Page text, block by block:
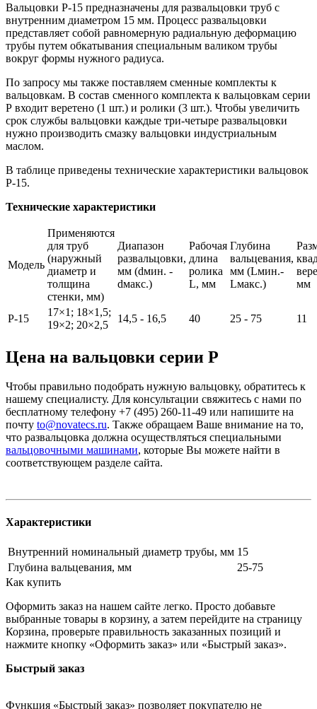
Вальцовки Р-15 предназначены для развальцовки труб с
внутренним диаметром 15 мм. Процесс развальцовки
представляет собой равномерную радиальную деформацию
трубы путем обкатывания специальным валиком трубы
вокруг формы нужного радиуса.
По запросу мы также поставляем сменные комплекты к
вальцовкам. В состав сменного комплекта к вальцовкам серии
Р входит веретено (1 шт.) и ролики (3 шт.). Чтобы увеличить
срок службы вальцовки каждые три-четыре развальцовки
нужно производить смазку вальцовки индустриальным
маслом.
В таблице приведены технические характеристики вальцовок
Р-15.
Технические характеристики
Модель
Применяются
для труб
(наружный
диаметр и
толщина
стенки, мм)
Диапазон
развальцовки,
мм (dмин. -
dмакс.)
Рабочая
длина
ролика
L, мм
Глубина
вальцевания,
мм (Lмин.-
Lмакс.)
мм
Р-15
17×1; 18×1,5;
19×2; 20×2,5
14,5 - 16,5 40 25 - 75 11
Цена на вальцовки серии Р
Чтобы правильно подобрать нужную вальцовку, обратитесь к
нашему специалисту. Для консультации свяжитесь с нами по
бесплатному телефону +7 (495) 260-11-49 или напишите на
почту to@novatecs.ru. Также обращаем Ваше внимание на то,
что развальцовка должна осуществляться специальными
вальцовочными машинами, которые Вы можете найти в
соответствующем разделе сайта.
Характеристики
Внутренний номинальный диаметр трубы, мм 15
Глубина вальцевания, мм
25-75
Как купить
Оформить заказ на нашем сайте легко. Просто добавьте
выбранные товары в корзину, а затем перейдите на страницу
Корзина, проверьте правильность заказанных позиций и
нажмите кнопку «Оформить заказ» или «Быстрый заказ».
Быстрый заказ
Функция «Быстрый заказ» позволяет покупателю не